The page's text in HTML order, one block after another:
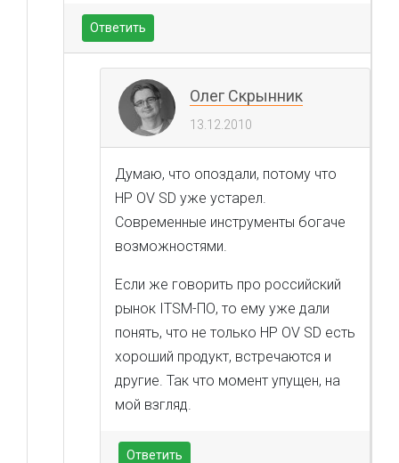
Ответить
Олег Скрынник
13.12.2010
Думаю, что опоздали, потому что
HP OV SD уже устарел.
Современные инструменты богаче
возможностями.
Если же говорить про российский
рынок ITSM-ПО, то ему уже дали
понять, что не только HP OV SD есть
хороший продукт, встречаются и
другие. Так что момент упущен, на
мой взгляд.
Ответить